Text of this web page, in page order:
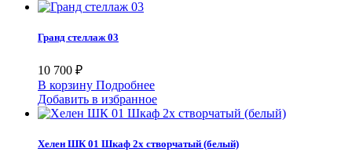
Гранд стеллаж 03
10 700 ₽
В корзину Подробнее
Добавить в избранное
Хелен ШК 01 Шкаф 2х створчатый (белый)